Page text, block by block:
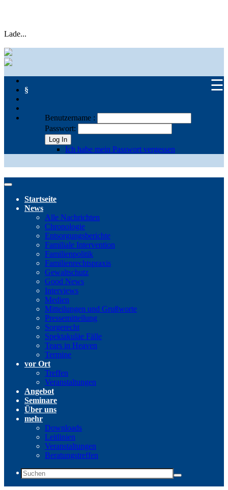
Lade...
☰
§
Benutzername :
Passwort:
Log In
Ich habe mein Passwort vergessen
Startseite
News
Alle Nachrichten
Chronologie
Entsorgungsberichte
Familiale Intervention
Familienpolitik
Familienrechtspraxis
Gewaltschutz
Good News
Interviews
Medien
Mitteilungen und Grußworte
Pressemitteilung
Sorgerecht
Spektakuläe Fälle
Tears in Heaven
Termine
vor Ort
Treffen
Veranstaltungen
Angebot
Seminare
Über uns
mehr
Downloads
Leitlinien
Veranstaltungen
Beratungstreffen